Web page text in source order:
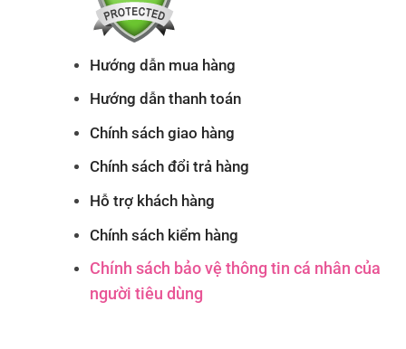
Hướng dẫn mua hàng
Hướng dẫn thanh toán
Chính sách giao hàng
Chính sách đổi trả hàng
Hỗ trợ khách hàng
Chính sách kiểm hàng
Chính sách bảo vệ thông tin cá nhân của
người tiêu dùng